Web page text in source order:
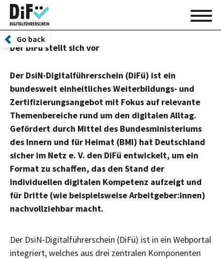
Go back
Der DiFü stellt sich vor
Der DsiN-Digitalführerschein (DiFü) ist ein
bundesweit einheitliches Weiterbildungs- und
Zertifizierungsangebot mit Fokus auf relevante
Themenbereiche rund um den digitalen Alltag.
Gefördert durch Mittel des Bundesministeriums
des Innern und für Heimat (BMI) hat Deutschland
sicher im Netz e. V. den DiFü entwickelt, um ein
Format zu schaffen, das den Stand der
individuellen digitalen Kompetenz aufzeigt und
für Dritte (wie beispielsweise Arbeitgeber:innen)
nachvollziehbar macht.
Der DsiN-Digitalführerschein (DiFü) ist in ein Webportal
integriert, welches aus drei zentralen Komponenten